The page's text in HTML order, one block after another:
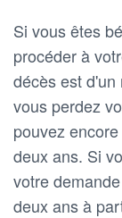
Si vous êtes
procéder à
décès est
vous perdez
pouvez
deux ans. Si
votre
deux ans à